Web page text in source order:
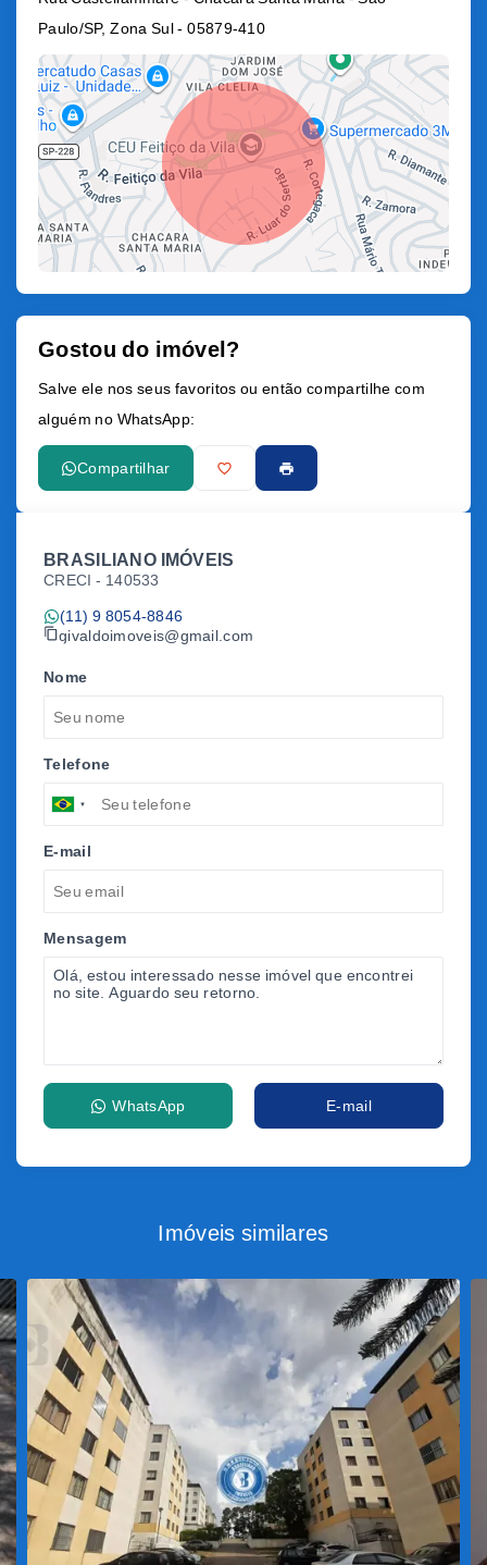
Paulo/SP, Zona Sul - 05879-410
Gostou do imóvel?
Salve ele nos seus favoritos ou então compartilhe com
alguém no WhatsApp:
Compartilhar
BRASILIANO IMÓVEIS
CRECI - 140533
(11) 9 8054-8846
givaldoimoveis@gmail.com
Nome
Telefone
E-mail
Mensagem
WhatsApp E-mail
Imóveis similares